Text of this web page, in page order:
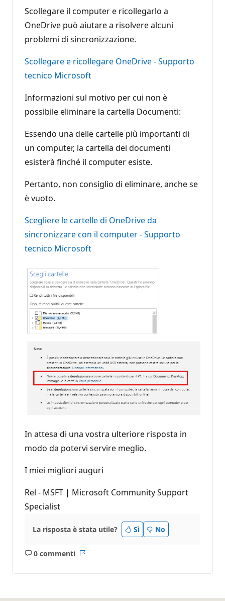
Scollegare il computer e ricollegarlo a
OneDrive può aiutare a risolvere alcuni
problemi di sincronizzazione.
Scollegare e ricollegare OneDrive - Supporto
tecnico Microsoft
Informazioni sul motivo per cui non è
possibile eliminare la cartella Documenti:
Essendo una delle cartelle più importanti di
un computer, la cartella dei documenti
esisterà finché il computer esiste.
Pertanto, non consiglio di eliminare, anche se
è vuoto.
Scegliere le cartelle di OneDrive da
sincronizzare con il computer - Supporto
tecnico Microsoft
In attesa di una vostra ulteriore risposta in
modo da potervi servire meglio.
I miei migliori auguri
Rel - MSFT | Microsoft Community Support
Specialist
La risposta è stata utile? Sì No
0 commenti
Nessun